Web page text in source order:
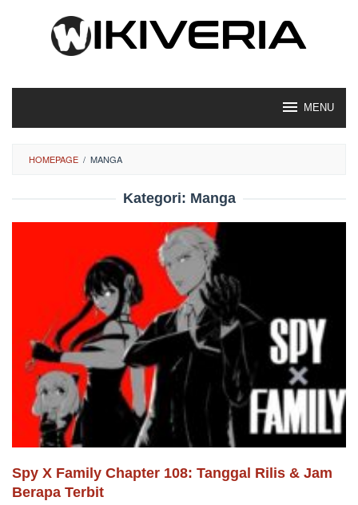
MENU
HOMEPAGE / MANGA
Kategori: Manga
Spy X Family Chapter 108: Tanggal Rilis & Jam
Berapa Terbit